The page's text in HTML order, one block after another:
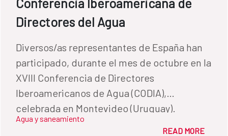
Directores del Agua
Diversos/as representantes de España han
participado, durante el mes de octubre en la
XVIII Conferencia de Directores
Iberoamericanos de Agua (CODIA),
celebrada en Montevideo (Uruguay).
Agua y saneamiento
READ MORE